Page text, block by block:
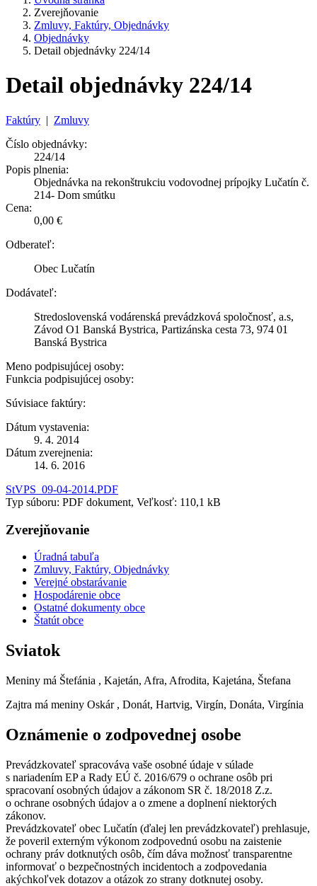
Zverejňovanie
Zmluvy, Faktúry, Objednávky
Objednávky
Detail objednávky 224/14
Detail objednávky 224/14
Faktúry | Zmluvy
Číslo objednávky:
224/14
Popis plnenia:
Objednávka na rekonštrukciu vodovodnej prípojky Lučatín č.
214- Dom smútku
Cena:
0,00 €
Odberateľ:
Obec Lučatín
Dodávateľ:
Stredoslovenská vodárenská prevádzková spoločnosť, a.s,
Závod O1 Banská Bystrica, Partizánska cesta 73, 974 01
Banská Bystrica
Meno podpisujúcej osoby:
Funkcia podpisujúcej osoby:
Súvisiace faktúry:
Dátum vystavenia:
9. 4. 2014
Dátum zverejnenia:
14. 6. 2016
StVPS_09-04-2014.PDF
Typ súboru: PDF dokument, Veľkosť: 110,1 kB
Zverejňovanie
Úradná tabuľa
Zmluvy, Faktúry, Objednávky
Verejné obstarávanie
Hospodárenie obce
Ostatné dokumenty obce
Štatút obce
Sviatok
Meniny má Štefánia , Kajetán, Afra, Afrodita, Kajetána, Štefana
Zajtra má meniny Oskár , Donát, Hartvig, Virgín, Donáta, Virgínia
Oznámenie o zodpovednej osobe
Prevádzkovateľ spracováva vaše osobné údaje v súlade
s nariadením EP a Rady EÚ č. 2016/679 o ochrane osôb pri
spracovaní osobných údajov a zákonom SR č. 18/2018 Z.z.
o ochrane osobných údajov a o zmene a doplnení niektorých
zákonov.
Prevádzkovateľ obec Lučatín (ďalej len prevádzkovateľ) prehlasuje,
že poveril externým výkonom zodpovednú osobu na zaistenie
ochrany práv dotknutých osôb, čím dáva možnosť transparentne
informovať o bezpečnostných incidentoch a zodpovedania
akýchkoľvek dotazov a otázok zo strany dotknutej osoby.